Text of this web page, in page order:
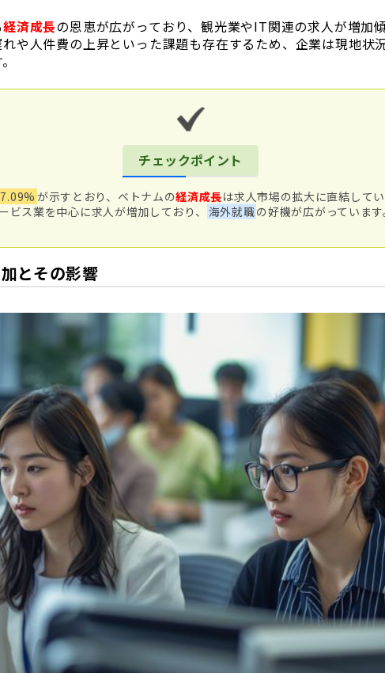
経済成長の恩恵が広がっており、観光業やIT関連の求人が増加
や人件費の上昇といった課題も存在するため、企業は現地状
チェックポイント
が示すとおり、ベトナムの経済成長は求人市場の拡大に直結してい
ビス業を中心に求人が増加しており、
海外就職の好機が広がっています
とその影響